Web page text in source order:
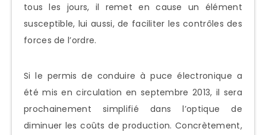
tous les jours, il remet en cause un élément
susceptible, lui aussi, de faciliter les contrôles des
forces de l’ordre.
Si le permis de conduire à puce électronique a
été mis en circulation en septembre 2013, il sera
prochainement simplifié dans l’optique de
diminuer les coûts de production. Concrètement,